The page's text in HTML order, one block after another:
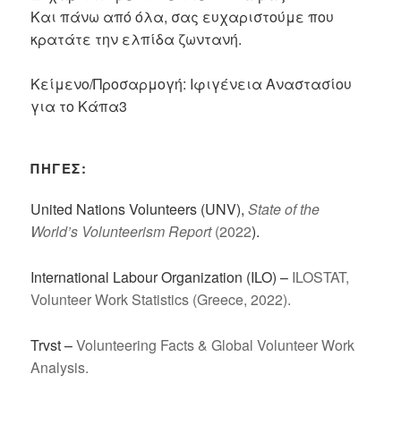
Και πάνω από όλα, σας ευχαριστούμε που
κρατάτε την ελπίδα ζωντανή.
Κείμενο/Προσαρμογή: Ιφιγένεια Αναστασίου
για το Κάπα3
ΠΗΓΕΣ:
United Nations Volunteers (UNV),State of the
World’s Volunteerism Report(2022).
International Labour Organization (ILO) – ILOSTAT,
Volunteer Work Statistics (Greece, 2022).
Trvst –Volunteering Facts & Global Volunteer Work
Analysis.